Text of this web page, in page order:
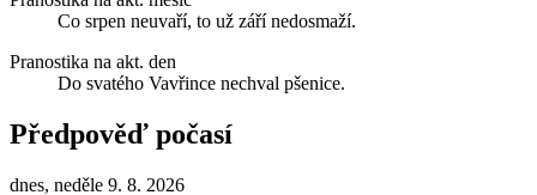
Co srpen neuvaří, to už září nedosmaží.
Pranostika na akt. den
Do svatého Vavřince nechval pšenice.
Předpověď počasí
dnes, neděle 9. 8. 2026